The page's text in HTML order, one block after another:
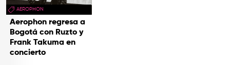
AEROPHON
Aerophon regresa a
Bogotá con Ruzto y
Frank Takuma en
concierto